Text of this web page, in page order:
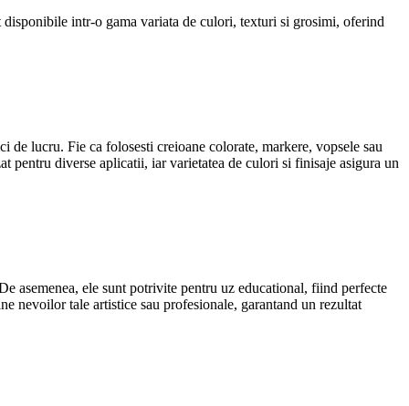
intr-o gama variata de culori, texturi si grosimi, oferind
de lucru. Fie ca folosesti creioane colorate, markere, vopsele sau
pentru diverse aplicatii, iar varietatea de culori si finisaje asigura un
asemenea, ele sunt potrivite pentru uz educational, fiind perfecte
nevoilor tale artistice sau profesionale, garantand un rezultat